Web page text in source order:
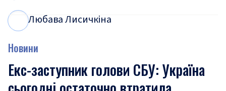
Любава Лисичкіна
Новини
Екс-заступник голови СБУ: Україна